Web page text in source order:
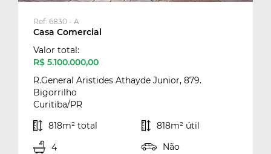
Ref: 6830 - A
Casa Comercial
Valor total:
R$ 5.100.000,00
R.General Aristides Athayde Junior, 879.
Bigorrilho
Curitiba/PR
818m² total
818m² útil
4
Não